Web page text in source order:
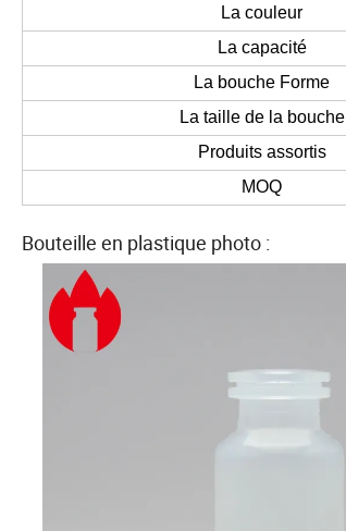
La couleur
La capacité
La bouche Forme
La taille de la bouche
Produits assortis
MOQ
Bouteille en plastique photo :